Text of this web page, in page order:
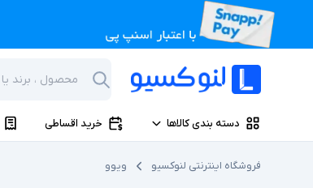
دسته بندی کالاها خرید اقساطی
فروشگاه اینترنتی لنوکسیو ویوو